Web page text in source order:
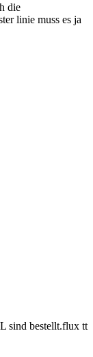
die
linie muss es ja
sind bestellt.flux tt